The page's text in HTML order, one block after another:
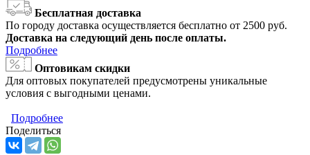
Бесплатная доставка
По городу доставка осуществляется бесплатно от 2500 руб.
Доставка на следующий день после оплаты.
Подробнее
Оптовикам скидки
Для оптовых покупателей предусмотрены уникальные
условия с выгодными ценами.
Подробнее
Поделиться